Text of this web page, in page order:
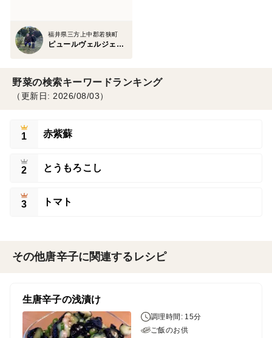
福井県三方上中郡若狭町
ピュールヴェルジェワカサ
野菜の検索キーワードランキング
（更新日: 2026/08/03）
1 赤紫蘇
2 とうもろこし
3 トマト
その他唐辛子に関連するレシピ
生唐辛子の浅漬け
調理時間: 15分
ご飯のお供